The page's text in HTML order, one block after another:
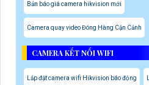
Bản báo giá camera hikvision mới
Camera quay video Đóng Hàng Cận Cảnh
CAMERA KẾT NỐI WIFI
Lắp đặt camera wifi Hikvision báo động